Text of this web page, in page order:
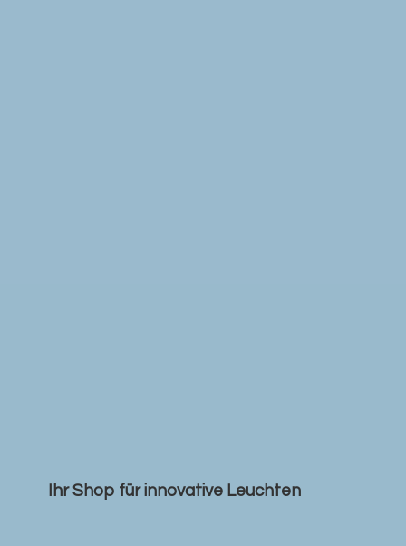
Ihr Shop fürinnovative Leuchten